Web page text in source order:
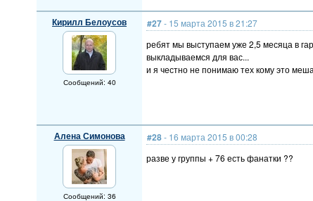
Кирилл Белоусов
Сообщений: 40
#27- 15 марта 2015 в 21:27
ребят мы выступаем уже 2,5 месяца в
выкладываемся для вас...
и я честно не понимаю тех кому это
Алена Симонова
Сообщений: 36
#28- 16 марта 2015 в 00:28
разве у группы + 76 есть фанатки ??